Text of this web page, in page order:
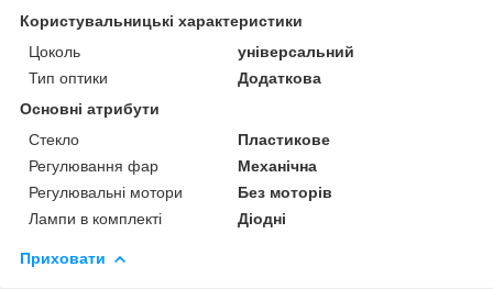
Користувальницькі характеристики
Цоколь
універсальний
Тип оптики
Додаткова
Основні атрибути
Стекло
Пластикове
Регулювання фар
Механічна
Регулювальні мотори
Без моторів
Лампи в комплекті
Діодні
Приховати